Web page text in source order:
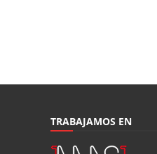
TRABAJAMOS EN